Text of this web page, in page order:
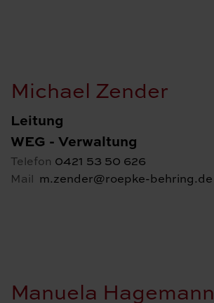
Michael Zender
Leitung
WEG - Verwaltung
Telefon 0421 53 50 626
Mail m.zender@roepke-behring.de
Manuela Hagemann